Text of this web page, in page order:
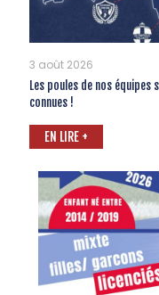
3 août 2026
Les poules de nos
connues !
EN LIRE +